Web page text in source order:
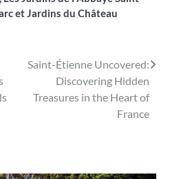
et Jardins du Château
Saint-Étienne Uncovered:
Discovering Hidden
Treasures in the Heart of
France